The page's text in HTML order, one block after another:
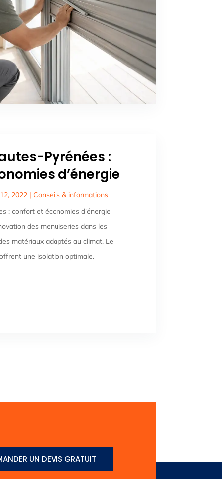
Pyrénées :
d’énergie
2022 | Conseils & informations
: confort et économies d'énergie
des menuiseries dans les
matériaux adaptés au climat. Le
une isolation optimale.
UN DEVIS GRATUIT